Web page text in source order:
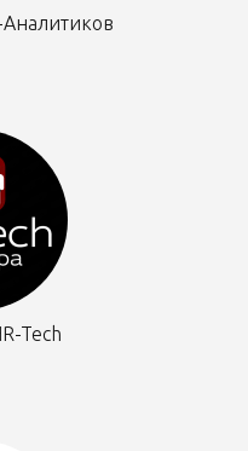
Аналитиков
Tech